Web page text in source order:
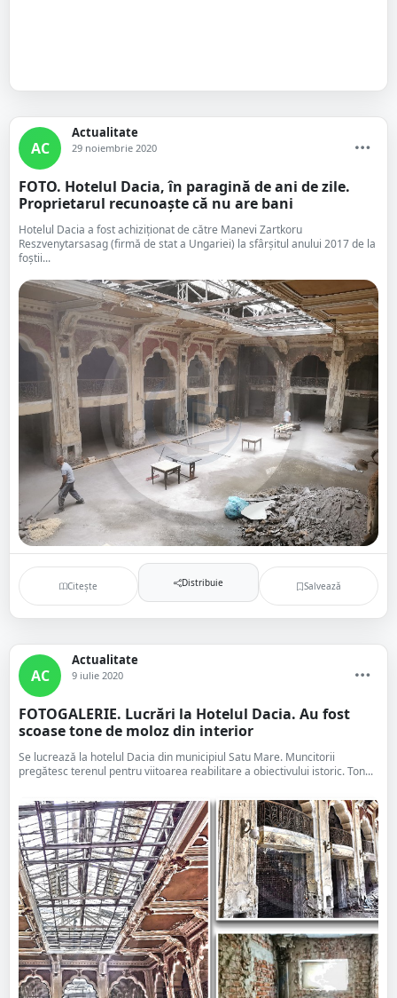
AC
Actualitate
29 noiembrie 2020
FOTO. Hotelul Dacia, în paragină de ani de zile.
Proprietarul recunoaște că nu are bani
Hotelul Dacia a fost achiziționat de către Manevi Zartkoru
Reszvenytarsasag (firmă de stat a Ungariei) la sfârșitul anului 2017 de la
foștii...
Citește Distribuie Salvează
AC
Actualitate
9 iulie 2020
FOTOGALERIE. Lucrări la Hotelul Dacia. Au fost
scoase tone de moloz din interior
Se lucrează la hotelul Dacia din municipiul Satu Mare. Muncitorii
pregătesc terenul pentru viitoarea reabilitare a obiectivului istoric. Ton...